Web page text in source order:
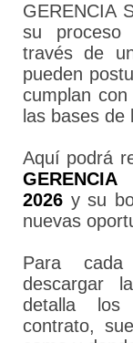
GERENCIA
su proceso
través de
pueden
cumplan
las bases de
Aquí podrá
2026 y su
nuevas
Para
descargar
detalla los
contrato,